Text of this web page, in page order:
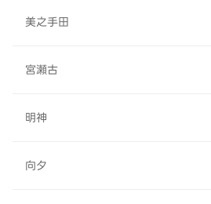
美之手田
宮瀬古
明神
向夕